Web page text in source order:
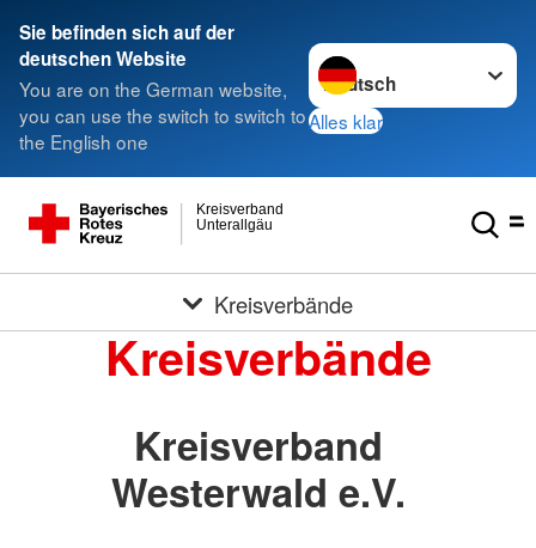
Sie befinden sich auf der
deutschen Website
You are on the German website,
you can use the switch to switch to
the English one
Sprache wechseln zu
Alles klar
Unterallgäu
Kreisverband
Kreisverbände
Kreisverbände
Kreisverband
Westerwald e.V.